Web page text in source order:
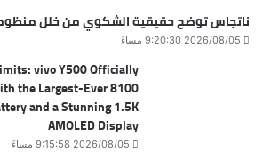
ناتجاس توضح حقيقية الشكوي من خلل
2026/08/05 9:20:30 مساءً
vivo Y500 Officially
the Largest-Ever 8100
and a Stunning 1.5K
AMOLED Display
2026/08/05 9:15:58 مساءً